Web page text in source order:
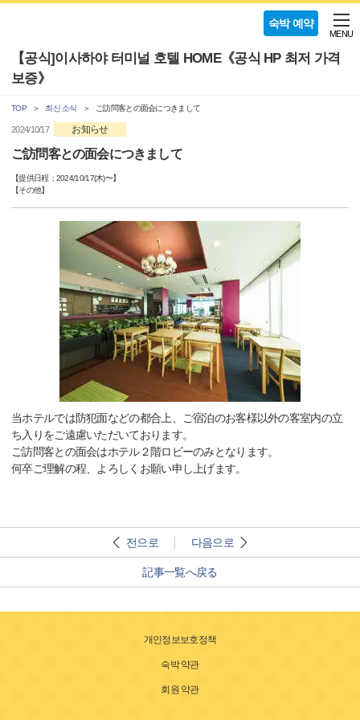
숙박 예약
【공식]이사하야 터미널 호텔 HOME《공식 HP 최저 가격
보증》
MENU
TOP 최신 소식 ご訪問客との面会につきまして
2024/10/17 お知らせ
ご訪問客との面会につきまして
【提供日程： 2024/10/17(木)〜】
【その他】
当ホテルでは防犯面などの都合上、ご宿泊のお客様以外の客室内の立
ち入りをご遠慮いただいております。
ご訪問客との面会はホテル２階ロビーのみとなります。
何卒ご理解の程、よろしくお願い申し上げます。
전으로 다음으로
記事一覧へ戻る
개인정보보호정책
숙박 약관
회원 약관